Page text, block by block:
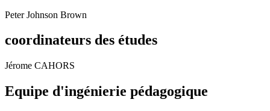
Peter Johnson Brown
coordinateurs des études
Jérome CAHORS
Equipe d'ingénierie pédagogique